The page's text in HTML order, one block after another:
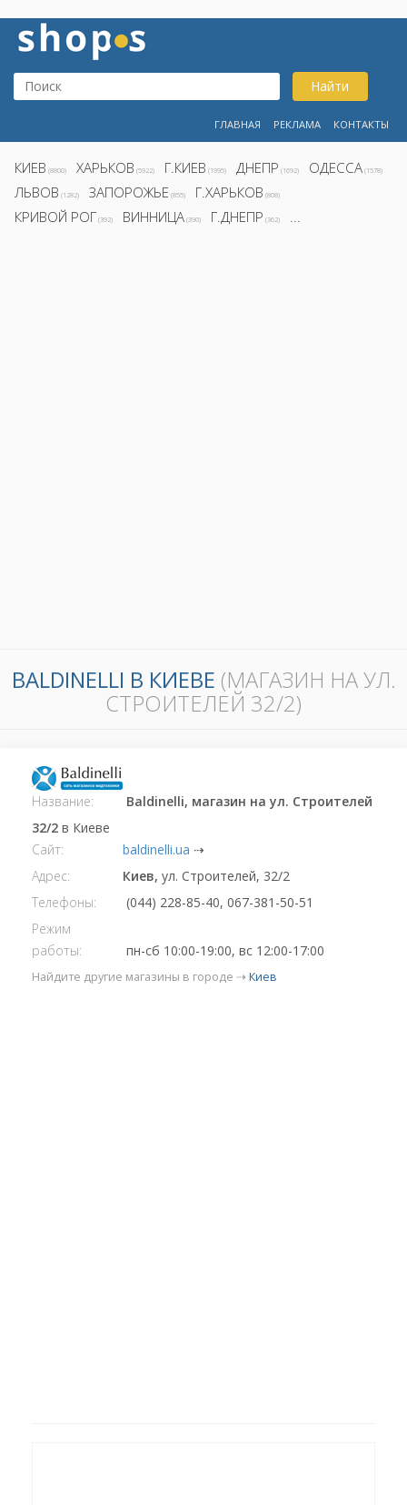
Найти
ГЛАВНАЯ РЕКЛАМА КОНТАКТЫ
КИЕВ (8800) ХАРЬКОВ (5922) Г.КИЕВ (1995) ДНЕПР (1692) ОДЕССА (1578)
ЛЬВОВ (1282) ЗАПОРОЖЬЕ (855) Г.ХАРЬКОВ (808)
КРИВОЙ РОГ (392) ВИННИЦА (390) Г.ДНЕПР (362) ...
BALDINELLI В КИЕВЕ (МАГАЗИН НА УЛ.
СТРОИТЕЛЕЙ 32/2)
Название:
Baldinelli, магазин на ул. Строителей
32/2 в Киеве
Сайт:
baldinelli.ua ⇢
Адрес:
Киев, ул. Строителей, 32/2
Телефоны:
(044) 228-85-40, 067-381-50-51
Режим
работы:
пн-сб 10:00-19:00, вс 12:00-17:00
Найдите другие магазины в городе ⇢ Киев